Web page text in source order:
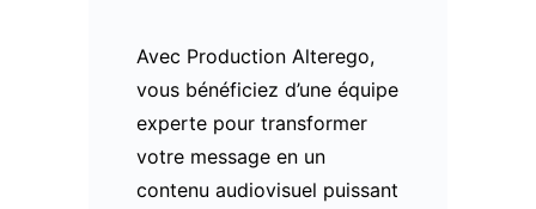
Avec Production Alterego,
vous bénéficiez d’une équipe
experte pour transformer
votre message en un
contenu audiovisuel puissant